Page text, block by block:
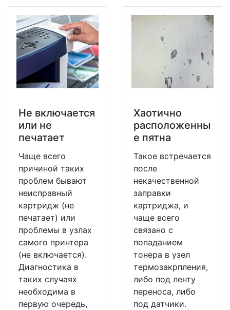
Не включается
или не
печатает
Чаще всего
причиной таких
проблем бывают
неисправный
картридж (не
печатает) или
проблемы в узлах
самого принтера
(не включается).
Диагностика в
таких случаях
необходима в
первую очередь,
Хаотично
расположенны
е пятна
Такое встречается
после
некачественной
заправки
картриджа, и
чаще всего
связано с
попаданием
тонера в узел
термозакрпления,
либо под ленту
переноса, либо
под датчики.